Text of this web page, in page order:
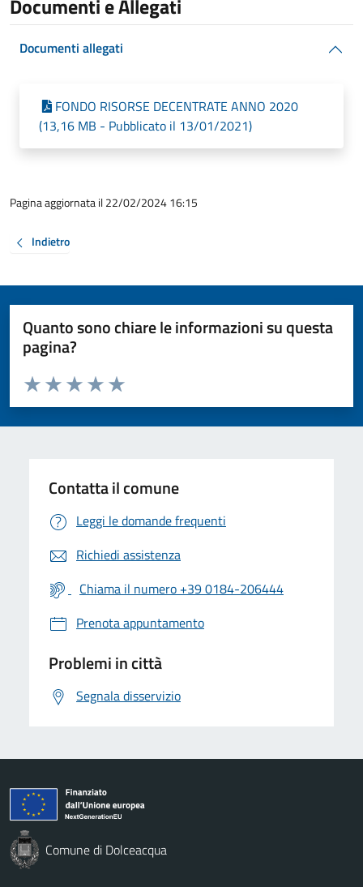
Documenti e Allegati
Documenti allegati
FONDO RISORSE DECENTRATE ANNO 2020
(13,16 MB - Pubblicato il 13/01/2021)
Pagina aggiornata il 22/02/2024 16:15
Indietro
Quanto sono chiare le informazioni su questa
pagina?
Valuta da 1 a 5 stelle la pagina
Valuta 5 stelle su 5
Valuta 4 stelle su 5
Valuta 3 stelle su 5
Valuta 2 stelle su 5
Valuta 1 stelle su 5
Contatta il comune
Leggi le domande frequenti
Richiedi assistenza
Chiama il numero +39 0184-206444
Prenota appuntamento
Problemi in città
Segnala disservizio
Comune di Dolceacqua